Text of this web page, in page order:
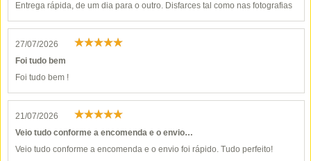
Entrega rápida, de um dia para o outro. Disfarces tal como nas fotografias
27/07/2026
Foi tudo bem
Foi tudo bem !
21/07/2026
Veio tudo conforme a encomenda e o envio…
Veio tudo conforme a encomenda e o envio foi rápido. Tudo perfeito!